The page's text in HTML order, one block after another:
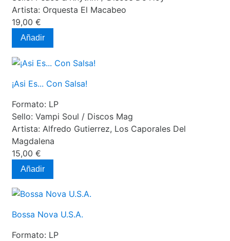
Artista: Orquesta El Macabeo
19,00 €
Añadir
¡Asi Es... Con Salsa!
Formato: LP
Sello: Vampi Soul / Discos Mag
Artista: Alfredo Gutierrez, Los Caporales Del
Magdalena
15,00 €
Añadir
Bossa Nova U.S.A.
Formato: LP